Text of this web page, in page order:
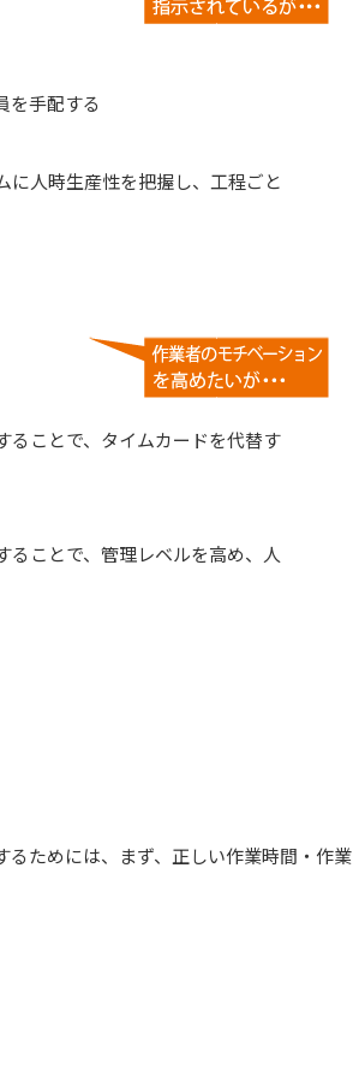
を手配する
人時生産性を把握し、工程ごと
ることで、タイムカードを代替す
ことで、管理レベルを高め、人
ためには、まず、正しい作業時間・作業